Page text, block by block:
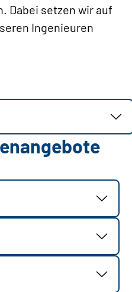
Dabei setzen wir auf
Ingenieuren